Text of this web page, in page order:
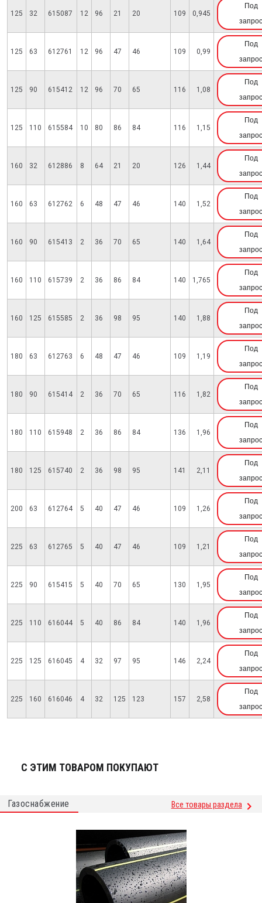
125 32 615087 12 96 21 20 109 0,945
Под
запрос
125 63 612761 12 96 47 46 109 0,99
Под
запрос
125 90 615412 12 96 70 65 116 1,08
Под
запрос
125 110 615584 10 80 86 84 116 1,15
Под
запрос
160 32 612886 8 64 21 20 126 1,44
Под
запрос
160 63 612762 6 48 47 46 140 1,52
Под
запрос
160 90 615413 2 36 70 65 140 1,64
Под
запрос
160 110 615739 2 36 86 84 140 1,765
Под
запрос
160 125 615585 2 36 98 95 140 1,88
Под
запрос
180 63 612763 6 48 47 46 109 1,19
Под
запрос
180 90 615414 2 36 70 65 116 1,82
Под
запрос
180 110 615948 2 36 86 84 136 1,96
Под
запрос
180 125 615740 2 36 98 95 141 2,11
Под
запрос
200 63 612764 5 40 47 46 109 1,26
Под
запрос
225 63 612765 5 40 47 46 109 1,21
Под
запрос
225 90 615415 5 40 70 65 130 1,95
Под
запрос
225 110 616044 5 40 86 84 140 1,96
Под
запрос
225 125 616045 4 32 97 95 146 2,24
Под
запрос
225 160 616046 4 32 125 123 157 2,58
Под
запрос
С ЭТИМ ТОВАРОМ ПОКУПАЮТ
Газоснабжение Все товары раздела